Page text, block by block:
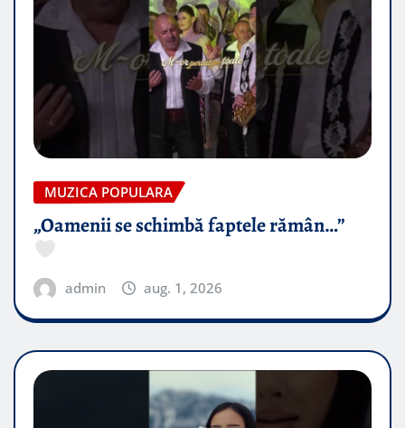
MUZICA POPULARA
„Oamenii se schimbă faptele rămân…”
admin aug. 1, 2026